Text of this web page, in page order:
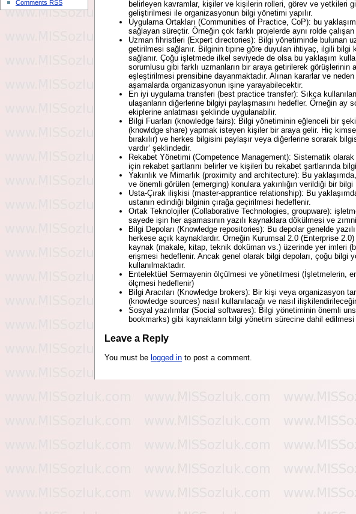
Comments RSS
belirleyen kavramlar, kişiler ve kişilerin rolleri, görev ve yetkileri
geliştirilmesi ile organizasyonun bilgi yönetimi yapılır.
Uygulama Ortakları (Communities of Practice, CoP): bu
sağlayan süreçtir. Örneğin çok farklı projelerde aynı rolde
Uzman fihristleri (Expert directories): Bilgi yönetiminde bulunan
getirilmesi sağlanır. Bilginin tipine göre duyulan ihtiyaç, ilgili
sağlanır. Çoğu işletmede ilkel seviyede de olsa bu yaklaşım
sorumlusu gibi farklı uzmanların bir araya getirilerek görüşlerinin
eşleştirilmesi prensibine dayanmaktadır. Alınan kararlar ve
aşamalarda organizasyonun işine yarayabilecektir.
En iyi uygulama transferi (best practice transfer): Sıkça
ulaşanların diğerlerine bilgiyi paylaşmasını hedefler. Örneğin ay
ekiplerine anlatması şeklinde uygulanabilir.
Bilgi Fuarları (knowledge fairs): Bilgi yönetiminin eğlenceli bir
(knowldge share) yapmak isteyen kişiler bir araya gelir. Hiç
bırakılır) ve herkes bilgisini paylaşır veya diğerlerine sorarak
vardır’ şeklindedir.
Rekabet Yönetimi (Competence Management): Sistematik
için rekabet şartlarını belirler ve kişileri bu rekabet şartlarında
Yakınlık ve Mimarlık (proximity and architecture): Bu
ve önemli görülen (emerging) konulara yakınlığın verildiği bir
Usta-Çırak ilişkisi (master-apprantice relationship): Bu
ustanın edindiği bilginin çırağa geçirilmesi hedeflenir.
Ortak Teknolojiler (Collaborative Technologies, groupware):
sayede işin her aşamasının yazılı kaynaklara dökülmesi ve
Bilgi Depoları (Knowledge repositories): Bu depolar genelde
herkese açık kaynaklardır. Örneğin Kurumsal 2.0 (Enterprise
kaynak (makale, kitap, teknik doküman vs.) üzerinde yer imleri
erişmesi hedeflenir. Ancak genel olarak bilgi depoları, çoğu
kullanılmaktadır.
Entelektüel Sermayenin ölçülmesi ve yönetilmesi (İşletmelerin,
ölçmesi hedeflenir)
Bilgi Aracıları (Knowledge brokers): Bir kişi veya organizasyon
(knowledge sources) nasıl kullanılacağı ve nasıl
Sosyal yazılımlar (Social softwares): Bilgi yönetiminin önemli
bookmarks) gibi kaynakların bilgi yönetim sürecine dahil edilmesi
Leave a Reply
You must be logged in to post a comment.